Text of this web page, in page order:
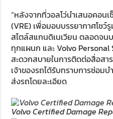
“หลังจากที่วอลโว่นำเสนอคอน
(VRE) เพื่อมอบบรรยากาศโชว์
สไตล์สแกนดิเนเวียน ตลอดจน
ทุกแผนก และ Volvo Personal
สะดวกสบายในการติดต่อสื่อสา
เจ้าของรถได้รับทราบการซ่อม
ส่งรถโดยละเอียด
Volvo Certified Damage